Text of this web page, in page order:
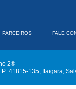
PARCEIROS FALE
2®
41815-135, Itaigara,